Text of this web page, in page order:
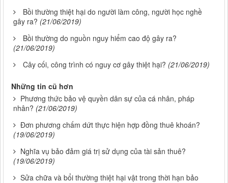
Bồi thường thiệt hại do người làm công, người học nghề
gây ra? (21/06/2019)
Bồi thường do nguồn nguy hiểm cao độ gây ra?
(21/06/2019)
Cây cối, công trình có nguy cơ gây thiệt hại? (21/06/2019)
Những tin cũ hơn
Phương thức bảo vệ quyền dân sự của cá nhân, pháp
nhân? (21/06/2019)
Đơn phương chấm dứt thực hiện hợp đồng thuê khoán?
(19/06/2019)
Nghĩa vụ bảo đảm giá trị sử dụng của tài sản thuê?
(19/06/2019)
Sửa chữa và bổi thường thiệt hại vật trong thời hạn bảo